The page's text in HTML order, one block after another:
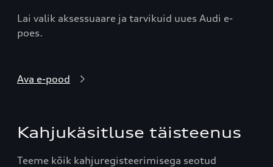
Lai valik aksessuaare ja tarvikuid uues Audi e-
poes.
Ava e-pood
Kahjukäsitluse täisteenus
Teeme kõik kahjuregisteerimisega seotud